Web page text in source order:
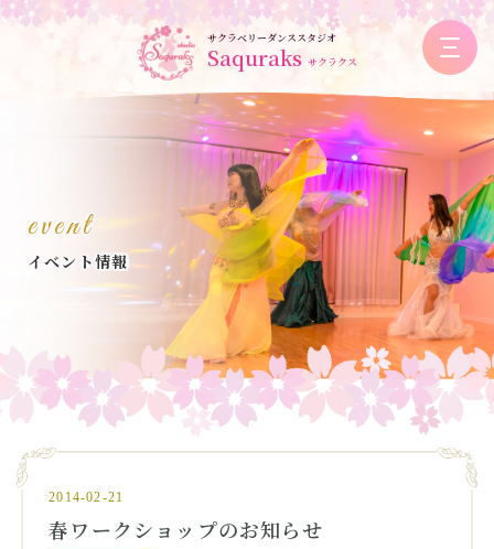
サクラベリーダンススタジオ
Saquraks サクラクス
event
イベント情報
2014-02-21
春ワークショップのお知らせ